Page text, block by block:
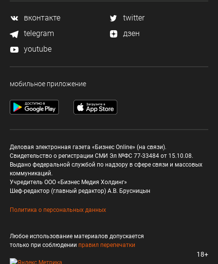
вконтакте
twitter
telegram
дзен
youtube
мобильное приложение
Деловая электронная газета «Бизнес Online» (на связи).
Свидетельство о регистрации СМИ Эл №ФС 77-33484 от 15.10.08.
Выдано федеральной службой по надзору в сфере связи и массовых
коммуникаций.
Учредитель ООО «Бизнес Медия Холдинг»
Шеф-редактор (главный редактор) А.В. Брусницын
Политика о персональных данных
Любое использование материалов допускается
только при соблюдении правил перепечатки
18+